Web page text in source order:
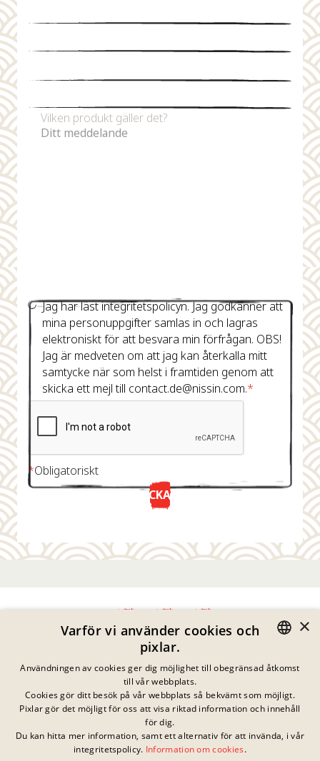
Vilken produkt gäller det?
Jag har läst integritetspolicyn. Jag godkänner att
mina personuppgifter samlas in och lagras
elektroniskt för att besvara min förfrågan. OBS!
Jag är medveten om att jag kan återkalla mitt
samtycke när som helst i framtiden genom att
skicka ett mejl till contact.de@nissin.com.*
*Obligatoriskt
SKICKA NU
Integritetspolicy
Impressum
Juridisk Information
Kontakta
Cookies
Vanliga Frågor
Nedladdningar
Inga pågående
tävlingar just nu
GERMAN
FRENCH
DANISH
×
Varför vi använder cookies och
pixlar.
Användningen av cookies ger dig möjlighet till obegränsad åtkomst
till vår webbplats.
Cookies gör ditt besök på vår webbplats så bekvämt som möjligt.
Pixlar gör det möjligt för oss att visa riktad information och innehåll
för dig.
Du kan hitta mer information, samt ett alternativ för att invända, i vår
integritetspolicy. Information om cookies.